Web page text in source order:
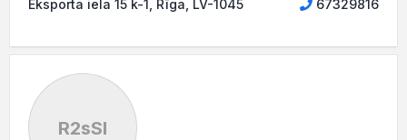
Eksporta iela 15 k-1, Rīga, LV-1045 67329816
R2sSI